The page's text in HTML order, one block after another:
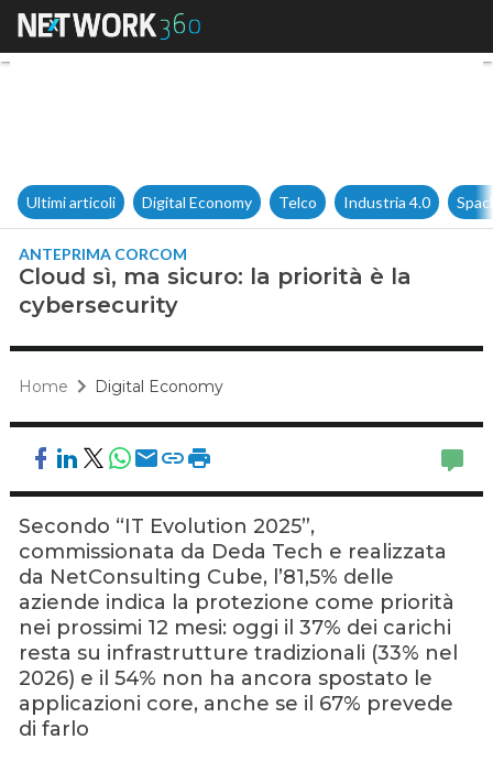
Cloud sì, ma sicuro: la
Ultimi articoli Digital Economy Telco Industria 4.0
ANTEPRIMA CORCOM
Cloud sì, ma sicuro: la priorità è la
cybersecurity
Home Digital Economy
Secondo “IT Evolution 2025”,
commissionata da Deda Tech e realizzata
da NetConsulting Cube, l’81,5% delle
aziende indica la protezione come priorità
nei prossimi 12 mesi: oggi il 37% dei carichi
resta su infrastrutture tradizionali (33% nel
2026) e il 54% non ha ancora spostato le
applicazioni core, anche se il 67% prevede
di farlo